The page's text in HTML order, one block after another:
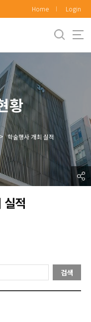
Home Login
황
> 학술행사 개최 실적
실적
검색